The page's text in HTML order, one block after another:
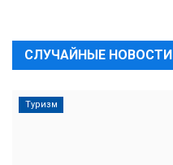
СЛУЧАЙНЫЕ НОВОСТИ
Туризм